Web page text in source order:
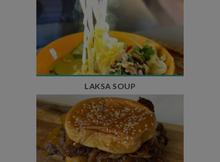
Temps de préparation : 40 min
Temps de cuisson : 25 min
Nombre de couverts : 4
LAKSA SOUP
Temps de préparation : 20 min
Temps de cuisson : 5 à 10 min